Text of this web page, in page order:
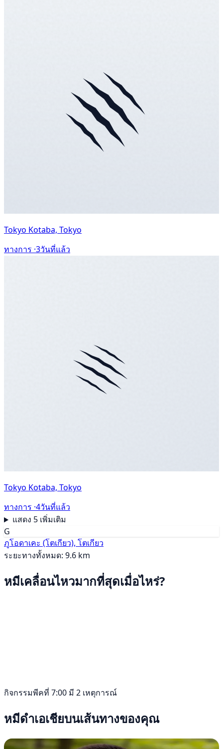
Tokyo Kotaba, Tokyo
ทางการ ·3วันที่แล้ว
Tokyo Kotaba, Tokyo
ทางการ ·4วันที่แล้ว
แสดง 5 เพิ่มเติม
G
ภูโอดาเคะ (โตเกียว), โตเกียว
ระยะทางทั้งหมด: 9.6 km
หมีเคลื่อนไหวมากที่สุดเมื่อไหร่?
กิจกรรมพีคที่ 7:00 มี 2 เหตุการณ์
หมีดำเอเชียบนเส้นทางของคุณ